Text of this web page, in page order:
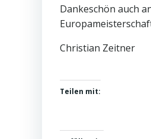
Dankeschön auch
Christian Zeitner
Teilen mit: